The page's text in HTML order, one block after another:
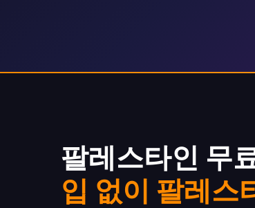
팔레스타인 무
입 없이 팔레스